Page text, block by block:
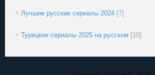
Лучшие русские сериалы 2024 [7]
Турецкие сериалы 2025 на русском [10]